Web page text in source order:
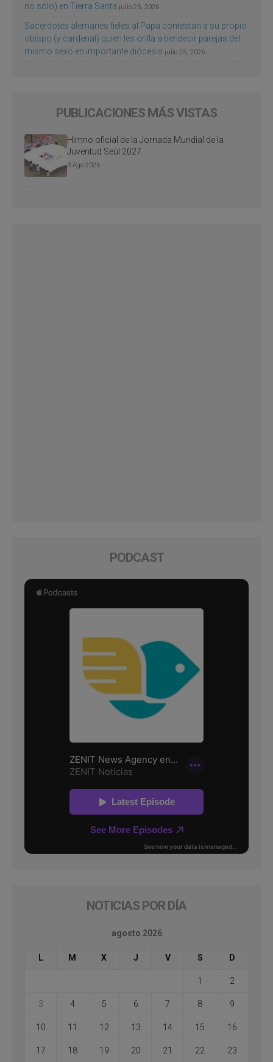
no sólo) en Tierra Santa julio 25, 2026
Sacerdotes alemanes fieles al Papa contestan a su propio
obispo (y cardenal) quien les orilla a bendecir parejas del
mismo sexo en importante diócesis julio 25, 2026
PUBLICACIONES MÁS VISTAS
Himno oficial de la Jornada Mundial de la
Juventud Seúl 2027
3 Ago 2026
PODCAST
NOTICIAS POR DÍA
agosto 2026
L M X J V S D
1 2
3 4 5 6 7 8 9
10 11 12 13 14 15 16
17 18 19 20 21 22 23